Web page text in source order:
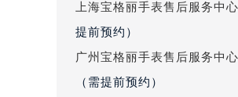
吉林省白城市洮
吉林省白山市浑
上海宝格丽手表售后服务中心
提前预约）
广州宝格丽手表售后服务中心
（需提前预约）